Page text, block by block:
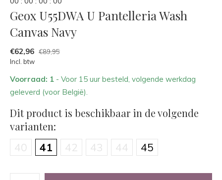
Geox U55DWA U Pantelleria Wash
Canvas Navy
€62,96 €89,95
Incl. btw
Voorraad: 1 - Voor 15 uur besteld, volgende werkdag
geleverd (voor België).
Dit product is beschikbaar in de volgende
varianten:
40 41 42 43 44 45